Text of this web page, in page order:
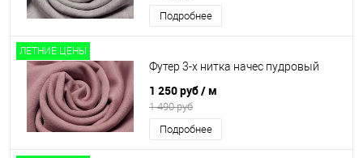
Подробнее
ЛЕТНИЕ ЦЕНЫ
Футер 3-х нитка начес пудровый
1 250 руб/ м
1 490 руб
Подробнее